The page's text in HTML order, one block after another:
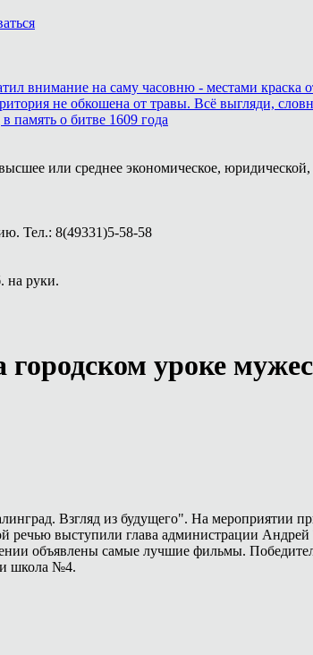
внимание на саму часовню - местами краска
не обкошена от травы. Всё выгляди,
память о битве 1609 года
или среднее экономическое,
Тел.: 8(49331)5-58-58
на руки.
уроке
Взгляд из будущего". На мероприятии
речью выступили глава администрации
объявлены самые лучшие фильмы.
школа №4.